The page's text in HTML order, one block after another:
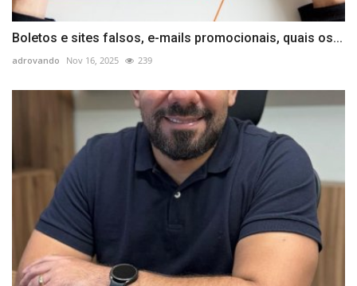
Boletos e sites falsos, e-mails promocionais, quais os...
adrovando Nov 16, 2025 239